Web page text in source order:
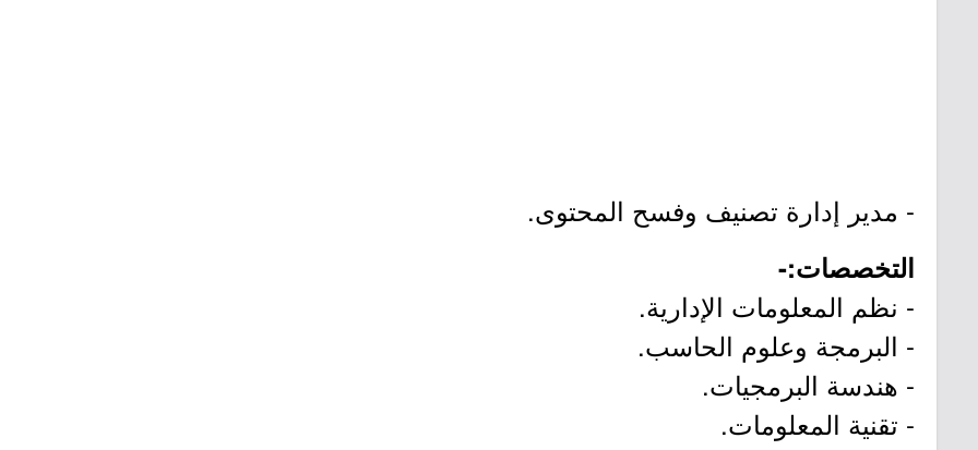
- مدير إدارة تصنيف وفسح المحتوى.
التخصصات:-
- نظم المعلومات الإدارية.
- البرمجة وعلوم الحاسب.
- هندسة البرمجيات.
- تقنية المعلومات.